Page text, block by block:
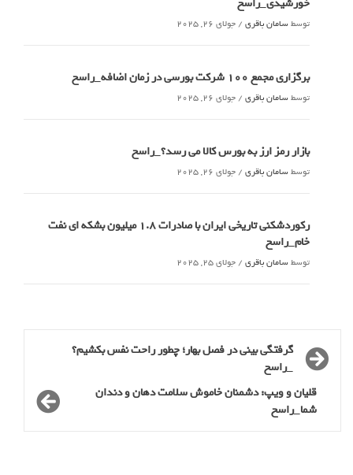
توسطسامان باقری / جولای 26, 2025
برگزاری مجمع 100 شرکت بورسی در زمان اضافه_راسخ
توسطسامان باقری / جولای 26, 2025
بازار رمز ارز به بورس کالا می رسد؟_راسخ
توسطسامان باقری / جولای 26, 2025
رکوردشکنی تاریخی ایران با صادرات 1.8 میلیون بشکه ای نفت
خام_راسخ
توسطسامان باقری / جولای 25, 2025
گرفتگی بینی در فصل بهار؛ چطور راحت نفس بکشیم؟
_راسخ
قلیان و ویپ: دشمنان خاموش سلامت دهان و دندان
شما_راسخ